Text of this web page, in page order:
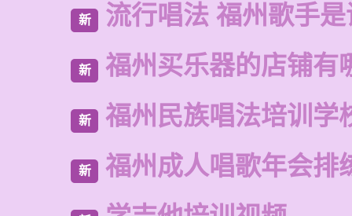
新 流行唱法 福州歌手
新 福州买乐器的店铺有
新 福州民族唱法培训学
新 福州成人唱歌年会排